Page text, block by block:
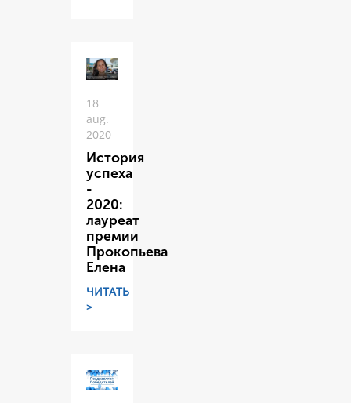
18
aug.
2020
История
успеха
-
2020:
лауреат
премии
Прокопьева
Елена
ЧИТАТЬ
>